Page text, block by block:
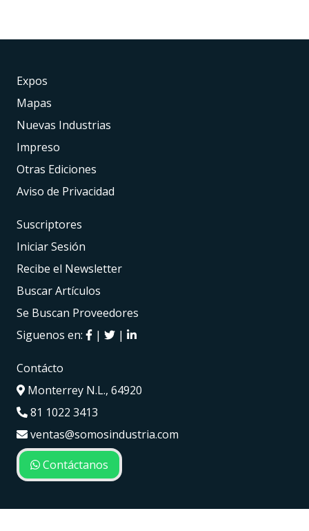
Expos
Mapas
Nuevas Industrias
Impreso
Otras Ediciones
Aviso de Privacidad
Suscriptores
Iniciar Sesión
Recibe el Newsletter
Buscar Artículos
Se Buscan Proveedores
Siguenos en:
| |
Contácto
Monterrey N.L., 64920
81 1022 3413
ventas@somosindustria.com
Contáctanos